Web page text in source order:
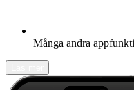
Många andra